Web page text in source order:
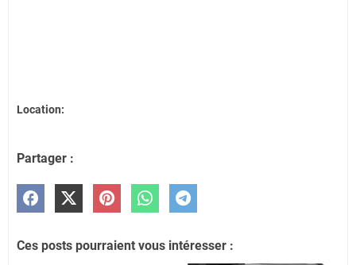
Location:
Partager :
Ces posts pourraient vous intéresser :